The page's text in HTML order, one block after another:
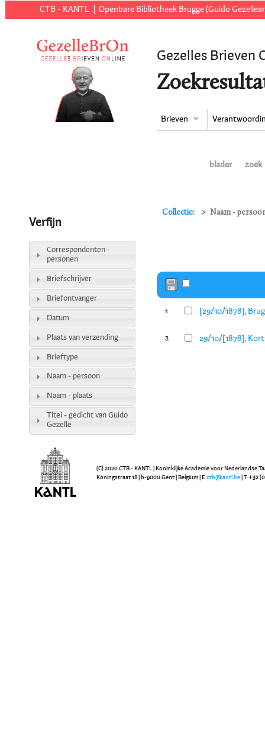
CTB - KANTL Openbare Bibliotheek Brugge (Guido
Gezelles Brieven
Brieven
blader zoek
Collectie: Naam -
1 [29/10/1878],
2 29/10/[1878],
Verfijn
Correspondenten -
personen
Briefschrijver
Briefontvanger
Datum
Plaats van verzending
Brieftype
Naam - persoon
Naam - plaats
Titel - gedicht van Guido
Gezelle
(C) 2020 CTB - KANTL | Koninklijke Academie voor Nederlandse
Koningstraat 18 | b-9000 Gent | Belgium | E ctb@kantl.be | T +32